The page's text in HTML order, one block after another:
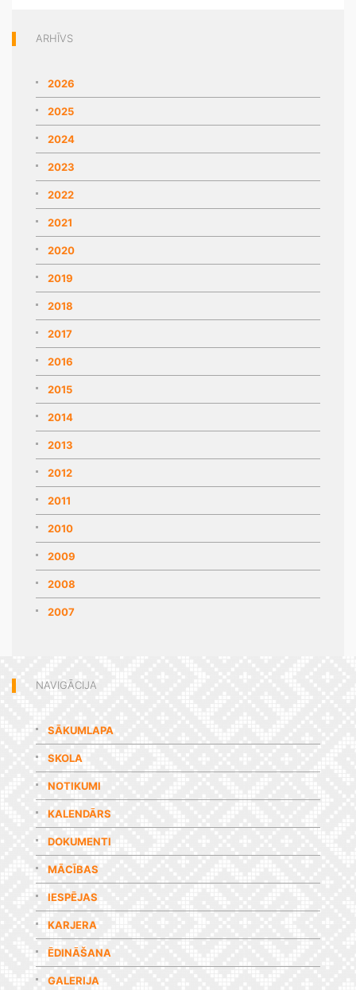
ARHĪVS
2026
2025
2024
2023
2022
2021
2020
2019
2018
2017
2016
2015
2014
2013
2012
2011
2010
2009
2008
2007
NAVIGĀCIJA
SĀKUMLAPA
SKOLA
NOTIKUMI
KALENDĀRS
DOKUMENTI
MĀCĪBAS
IESPĒJAS
KARJERA
ĒDINĀŠANA
GALERIJA